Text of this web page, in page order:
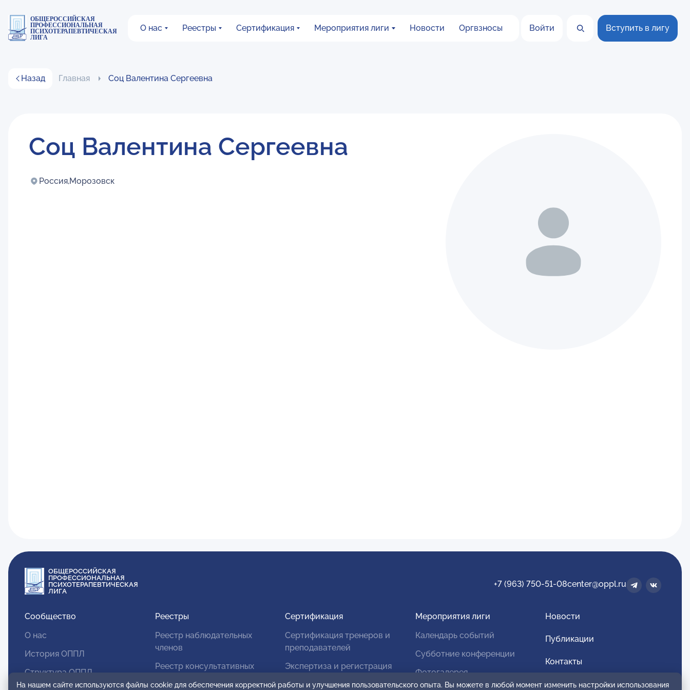
ОБЩЕРОССИЙСКАЯ
ПРОФЕССИОНАЛЬНАЯ
ПСИХОТЕРАПЕВТИЧЕСКАЯ
ЛИГА
О нас Реестры Сертификация Мероприятия лиги Новости Оргвзносы Войти Вступить в лигу
Назад Главная Соц Валентина Сергеевна
Соц Валентина Сергеевна
Россия,Морозовск
ОБЩЕРОССИЙСКАЯ
ПРОФЕССИОНАЛЬНАЯ
ПСИХОТЕРАПЕВТИЧЕСКАЯ
ЛИГА
+7 (963) 750-51-08center@oppl.ru
Сообщество
О нас
История ОППЛ
Структура ОППЛ
Реестры
Реестр наблюдательных
членов
Реестр консультативных
Сертификация
Сертификация тренеров и
преподавателей
Экспертиза и регистрация
Мероприятия лиги
Календарь событий
Субботние конференции
Фотогалерея
Новости
Публикации
Контакты
Для спонсоров и партнеров
На нашем сайте используются файлы cookie для обеспечения корректной работы и улучшения пользовательского опыта. Вы можете в любой момент изменить настройки использования